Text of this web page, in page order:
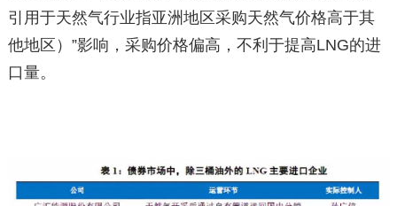
引用于天然气行业指亚洲地区采购天然气价格高于其
他地区）”影响，采购价格偏高，不利于提高LNG的进
口量。